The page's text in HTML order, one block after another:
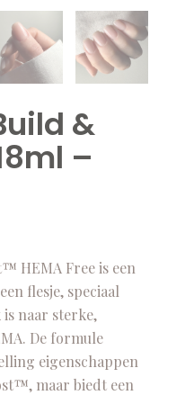
&
–
HEMA Free is een
flesje, speciaal
naar sterke,
De formule
eigenschappen
maar biedt een